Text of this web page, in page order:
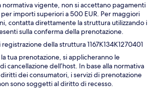
normativa vigente, non si accettano pagamenti
importi superiori a 500 EUR. Per maggiori
contatta direttamente la struttura utilizzando i
sulla conferma della prenotazione.
della struttura 1167K134K1270401
la tua prenotazione, si applicheranno le
cancellazione dell’host. In base alla normativa
diritti dei consumatori, i servizi di prenotazione
sono soggetti al diritto di recesso.